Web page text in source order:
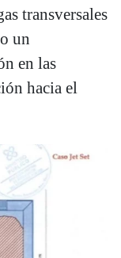
transversales
un
en las
hacia el